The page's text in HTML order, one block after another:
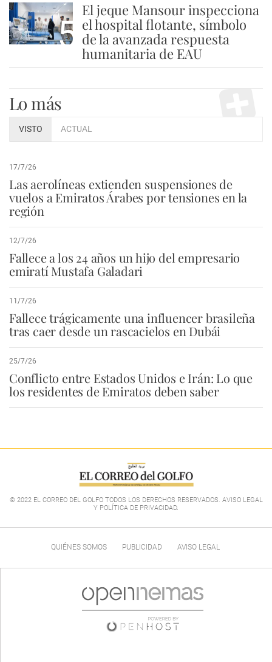
5
El jeque Mansour inspecciona
el hospital flotante, símbolo
de la avanzada respuesta
humanitaria de EAU
Lo más
VISTO ACTUAL
17/7/26
Las aerolíneas extienden suspensiones de
vuelos a Emiratos Árabes por tensiones en la
región
12/7/26
Fallece a los 24 años un hijo del empresario
emiratí Mustafa Galadari
11/7/26
Fallece trágicamente una influencer brasileña
tras caer desde un rascacielos en Dubái
25/7/26
Conflicto entre Estados Unidos e Irán: Lo que
los residentes de Emiratos deben saber
© 2022 EL CORREO DEL GOLFO TODOS LOS DERECHOS RESERVADOS. AVISO LEGAL
Y POLÍTICA DE PRIVACIDAD.
QUIÉNES SOMOS PUBLICIDAD AVISO LEGAL